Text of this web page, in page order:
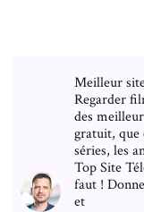
Meilleur
Regarder
des
gratuit, que
séries, les
Top Site
faut !
et